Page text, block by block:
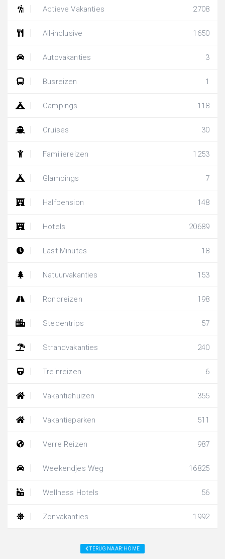
Actieve Vakanties 2708
All-inclusive 1650
Autovakanties 3
Busreizen 1
Campings 118
Cruises 30
Familiereizen 1253
Glampings 7
Halfpension 148
Hotels 20689
Last Minutes 18
Natuurvakanties 153
Rondreizen 198
Stedentrips 57
Strandvakanties 240
Treinreizen 6
Vakantiehuizen 355
Vakantieparken 511
Verre Reizen 987
Weekendjes Weg 16825
Wellness Hotels 56
Zonvakanties 1992
TERUG NAAR: HOME